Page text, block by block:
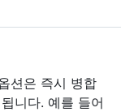
션은 즉시 병합
니다. 예를 들어